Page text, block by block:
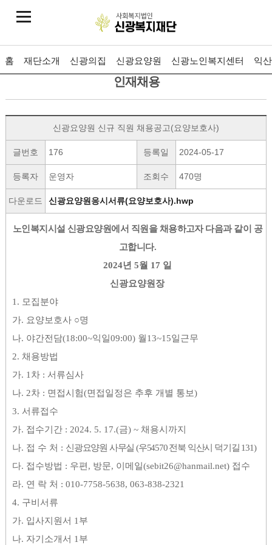
홈 재단소개 신광의집 신광요양원 신광노인복지센터 익
인재채용
신광요양원 신규 직원 채용공고(요양보호사)
글번호 176 등록일 2024-05-17
등록자 운영자 조회수 470명
다운로드 신광요양원응시서류(요양보호사).hwp
노인복지시설 신광요양원에서 직원을 채용하고자 다음과 같이 공
고합니다.
2024년 5월 17 일
신광요양원장
1. 모집분야
가. 요양보호사 ○명
나. 야간전담(18:00~익일09:00) 월13~15일근무
2. 채용방법
가. 1 차 : 서류심사
나. 2차 : 면접시험(면접일정은 추후 개별 통보)
3. 서류접수
가. 접수기간 : 2024. 5. 17.(금) ~ 채용시까지
나. 접 수 처 : 신광요양원 사무실 (우54570전북 익산시 덕기길 131)
다. 접수방법 : 우편 , 방문, 이메일(sebit26@hanmail.net) 접수
라. 연 락 처 : 010-7758-5638, 063-838-2321
4. 구비서류
가. 입사지원서 1 부
나. 자기소개서 1 부